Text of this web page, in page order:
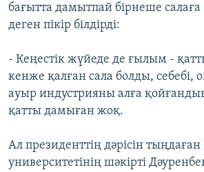
бағытта дамытпай бірнеше
деген пікір білдірді:
- Кеңестік жүйеде де ғылым -
кенже қалған сала болды, себебі,
ауыр индустрияны алға
қатты дамыған жоқ.
Ал президенттің дәрісін тыңдаған
университетінің шәкірті